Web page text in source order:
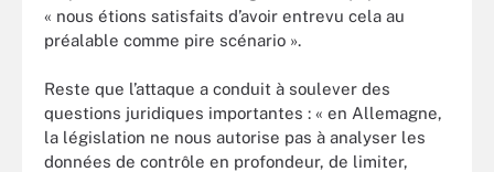
« nous étions satisfaits d’avoir entrevu cela au
préalable comme pire scénario ».
Reste que l’attaque a conduit à soulever des
questions juridiques importantes : « en Allemagne,
la législation ne nous autorise pas à analyser les
données de contrôle en profondeur, de limiter,